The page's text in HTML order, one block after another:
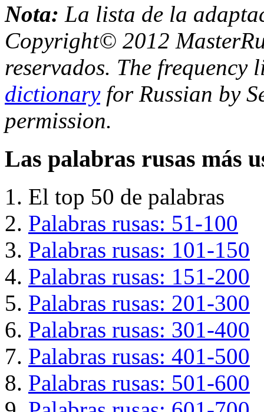
Nota: La lista de la
Copyright© 2012
reservados. The
dictionaryfor Russian by
permission.
Las palabras rusas más
El top 50 de palabras
Palabras rusas: 51-100
Palabras rusas: 101-150
Palabras rusas: 151-200
Palabras rusas: 201-300
Palabras rusas: 301-400
Palabras rusas: 401-500
Palabras rusas: 501-600